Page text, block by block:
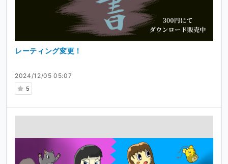
2024/12/05 05:07
5
レーティング変更！